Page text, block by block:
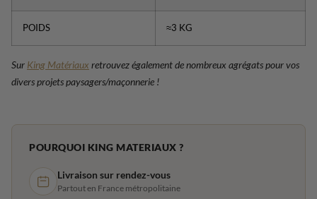
POIDS ≈3 KG
Sur King Matériaux retrouvez également de nombreux agrégats pour vos
divers projets paysagers/maçonnerie !
POURQUOI KING MATERIAUX ?
Livraison sur rendez-vous
Partout en France métropolitaine